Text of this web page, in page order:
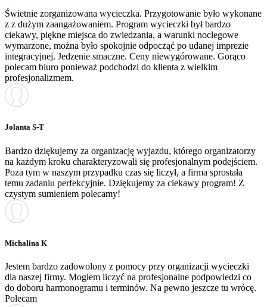
Świetnie zorganizowana wycieczka. Przygotowanie było wykonane
z z dużym zaangażowaniem. Program wycieczki był bardzo
ciekawy, piękne miejsca do zwiedzania, a warunki noclegowe
wymarzone, można było spokojnie odpocząć po udanej imprezie
integracyjnej. Jedzenie smaczne. Ceny niewygórowane. Gorąco
polecam biuro ponieważ podchodzi do klienta z wielkim
profesjonalizmem.
Jolanta S-T
Bardzo dziękujemy za organizację wyjazdu, którego organizatorzy
na każdym kroku charakteryzowali się profesjonalnym podejściem.
Poza tym w naszym przypadku czas się liczył, a firma sprostała
temu zadaniu perfekcyjnie. Dziękujemy za ciekawy program! Z
czystym sumieniem polecamy!
Michalina K
Jestem bardzo zadowolony z pomocy przy organizacji wycieczki
dla naszej firmy. Mogłem liczyć na profesjonalne podpowiedzi co
do doboru harmonogramu i terminów. Na pewno jeszcze tu wrócę.
Polecam